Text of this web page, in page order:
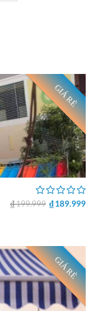
GIÁ RẺ
₫ 199.999 ₫ 189.999
GIÁ RẺ